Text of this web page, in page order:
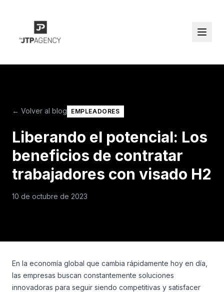
← Volver al blog EMPLEADORES
Liberando el potencial: Los
beneficios de contratar
trabajadores con visado H2
10 de octubre de 2023
En la economía global que cambia rápidamente hoy en día,
las empresas buscan constantemente soluciones
innovadoras para seguir siendo competitivas y satisfacer